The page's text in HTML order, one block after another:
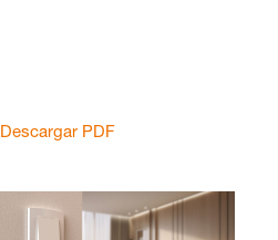
Descargar PDF